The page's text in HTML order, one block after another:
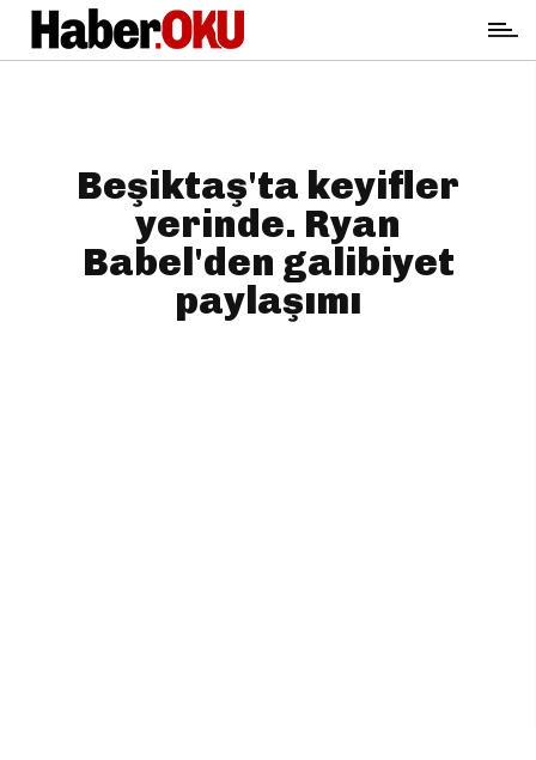
Beşiktaş'ta keyifler
yerinde. Ryan
Babel'den galibiyet
paylaşımı